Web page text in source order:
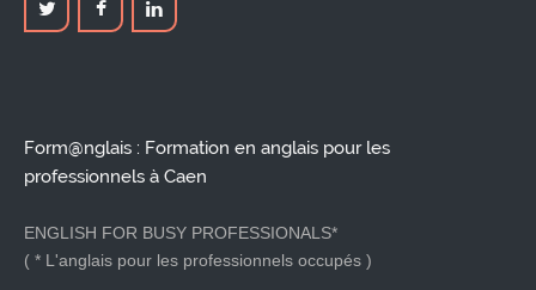
Form@nglais : Formation en anglais pour les
professionnels à Caen
ENGLISH FOR BUSY PROFESSIONALS*
( * L'anglais pour les professionnels occupés )